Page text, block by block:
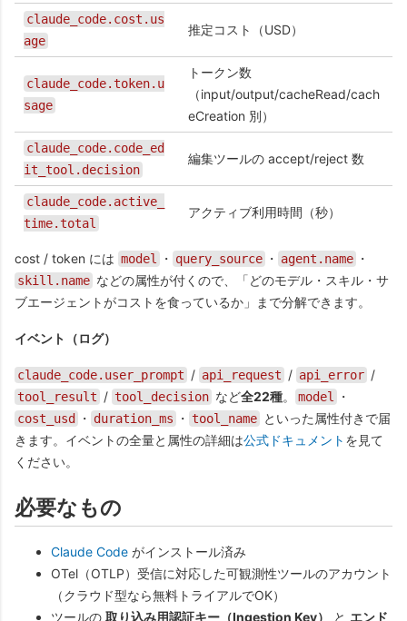
claude_code.cost.us
age
推定コスト（USD）
claude_code.token.u
sage
トークン数
（input/output/cacheRead/cach
eCreation 別）
claude_code.code_ed
it_tool.decision
編集ツールの accept/reject 数
claude_code.active_
time.total
アクティブ利用時間（秒）
cost / token には model ・ query_source ・ agent.name ・
skill.name などの属性が付くので、「どのモデル・スキル・サ
ブエージェントがコストを食っているか」まで分解できます。
イベント（ログ）
claude_code.user_prompt / api_request / api_error /
tool_result / tool_decision など全22種。 model ・
cost_usd ・ duration_ms ・ tool_name といった属性付きで届
きます。イベントの全量と属性の詳細は公式ドキュメント を見て
ください。
必要なもの
Claude Code がインストール済み
OTel（OTLP）受信に対応した可観測性ツールのアカウント
（クラウド型なら無料トライアルでOK）
ツールの 取り込み用認証キー（Ingestion Key） と エンド